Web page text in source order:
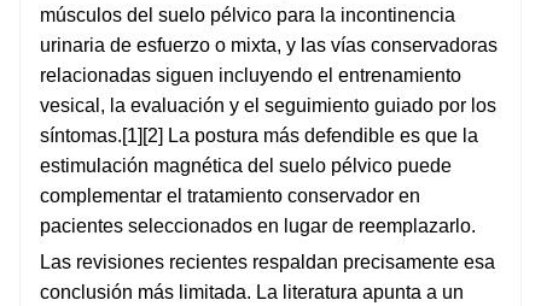
músculos del suelo pélvico para la incontinencia
urinaria de esfuerzo o mixta, y las vías conservadoras
relacionadas siguen incluyendo el entrenamiento
vesical, la evaluación y el seguimiento guiado por los
síntomas.[1][2] La postura más defendible es que la
estimulación magnética del suelo pélvico puede
complementar el tratamiento conservador en
pacientes seleccionados en lugar de reemplazarlo.
Las revisiones recientes respaldan precisamente esa
conclusión más limitada. La literatura apunta a un